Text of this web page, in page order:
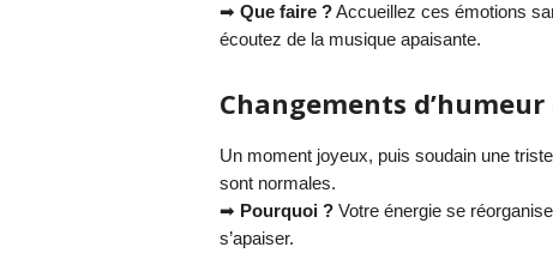
➡ Que faire ?Accueillez ces émotions
écoutez de la musique apaisante.
Changements
Un moment joyeux, puis soudain une
sont normales.
➡ Pourquoi ?Votre énergie se
s’apaiser.